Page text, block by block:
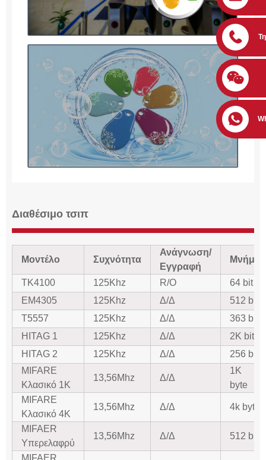
Διαθέσιμο τσιπ
Μοντέλο Συχνότητα
Ανάγνωση/
Εγγραφή
Μνήμη
ΤΚ4100 125Khz R/O
64 bit
EM4305
125Khz Δ/Δ
512 bit
Τ5557
125Khz Δ/Δ
363 bit
HITAG 1
125Khz Δ/Δ
2K bit
HITAG 2
125Khz Δ/Δ
256 bit
MIFARE
Κλασικό 1K
13,56Mhz Δ/Δ
1K
byte
MIFARE
Κλασικό 4K
13,56Mhz Δ/Δ 4k byte
MIFAER
Υπερελαφρύ
13,56Mhz Δ/Δ 512 bit